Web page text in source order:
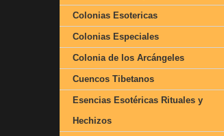
Colonias Esotericas
Colonias Especiales
Colonia de los Arcángeles
Cuencos Tibetanos
Esencias Esotéricas Rituales y
Hechizos